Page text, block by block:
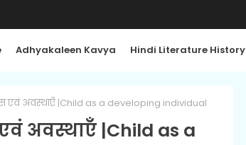
Adhyakaleen Kavya Hindi Literature History
एवं अवस्थाएँ |Child as a developing individual
अवस्थाएँ |Child as a